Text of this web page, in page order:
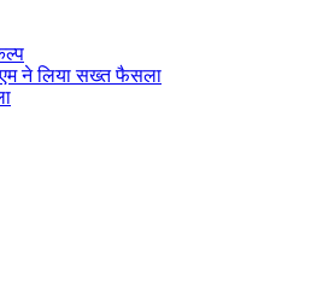
ने लिया सख्त फैसला